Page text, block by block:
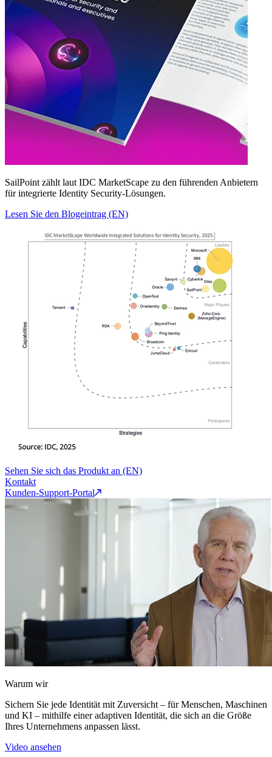
SailPoint zählt laut IDC MarketScape zu den führenden Anbietern
für integrierte Identity Security‑Lösungen.
Lesen Sie den Blogeintrag (EN)
Sehen Sie sich das Produkt an (EN)
Kontakt
Kunden-Support-Portal
Warum wir
Sichern Sie jede Identität mit Zuversicht – für Menschen, Maschinen
und KI – mithilfe einer adaptiven Identität, die sich an die Größe
Ihres Unternehmens anpassen lässt.
Video ansehen